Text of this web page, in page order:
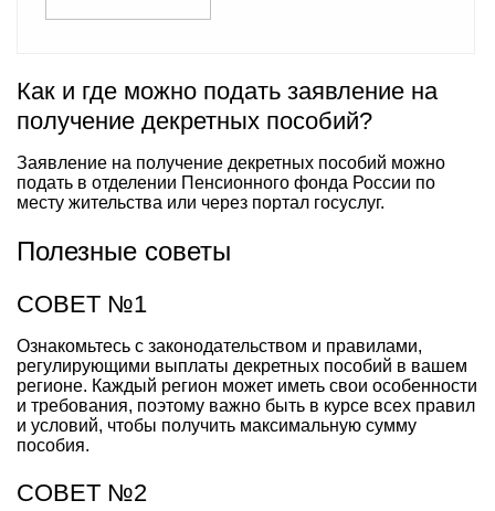
Как и где можно подать заявление на
получение декретных пособий?
Заявление на получение декретных пособий можно
подать в отделении Пенсионного фонда России по
месту жительства или через портал госуслуг.
Полезные советы
СОВЕТ №1
Ознакомьтесь с законодательством и правилами,
регулирующими выплаты декретных пособий в вашем
регионе. Каждый регион может иметь свои особенности
и требования, поэтому важно быть в курсе всех правил
и условий, чтобы получить максимальную сумму
пособия.
СОВЕТ №2